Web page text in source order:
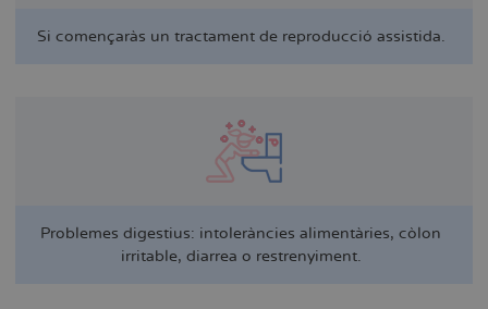
Si començaràs un tractament de reproducció assistida.
Problemes digestius: intoleràncies alimentàries, còlon
irritable, diarrea o restrenyiment.